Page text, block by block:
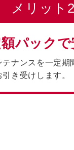
メリット2
パック
テナンスを一定期
き受けします。